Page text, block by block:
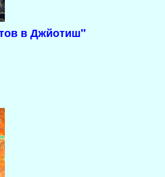
в Джйотиш"